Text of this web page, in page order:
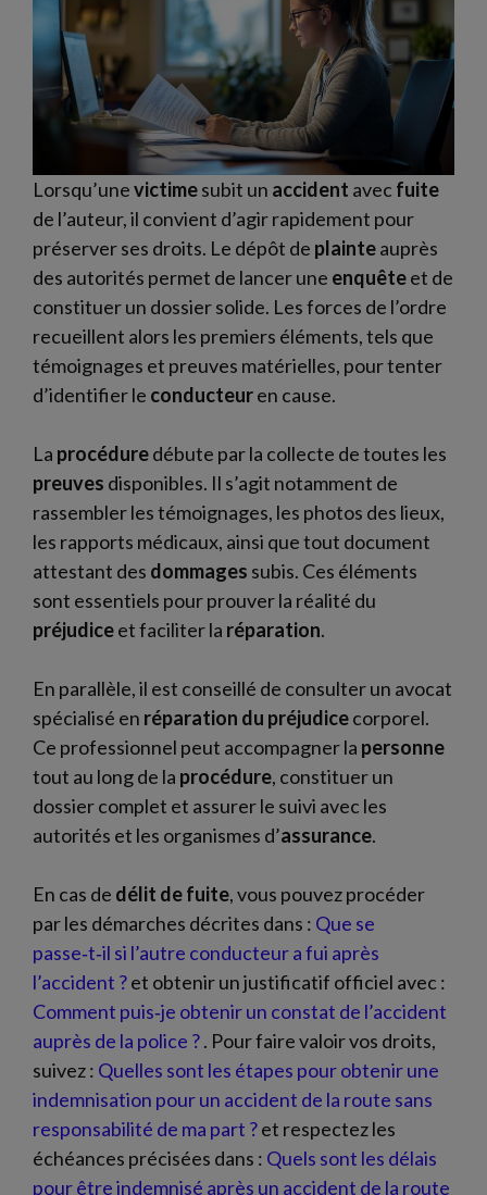
Lorsqu’unevictimesubit un accident avec fuite
de l’auteur, il convient d’agir rapidement pour
préserver ses droits. Le dépôt de plainteauprès
des autorités permet de lancer une enquêteet de
constituer un dossier solide. Les forces de l’ordre
recueillent alors les premiers éléments, tels que
témoignages et preuves matérielles, pour tenter
d’identifier le conducteuren cause.
La procéduredébute par la collecte de toutes les
preuves disponibles. Il s’agit notamment de
rassembler les témoignages, les photos des lieux,
les rapports médicaux, ainsi que tout document
attestant des dommages subis. Ces éléments
sont essentiels pour prouver la réalité du
préjudiceet faciliter la réparation.
En parallèle, il est conseillé de consulter un avocat
spécialisé en réparation du préjudicecorporel.
Ce professionnel peut accompagner la personne
tout au long de la procédure, constituer un
dossier complet et assurer le suivi avec les
autorités et les organismes d’assurance.
En cas de délit de fuite, vous pouvez procéder
par les démarches décrites dans : Que se
passe‑t‑il si l’autre conducteur a fui après
l’accident ?et obtenir un justificatif officiel avec :
Comment puis‑je obtenir un constat de l’accident
auprès de la police ?. Pour faire valoir vos droits,
suivez : Quelles sont les étapes pour obtenir une
indemnisation pour un accident de la route sans
responsabilité de ma part ?et respectez les
échéances précisées dans : Quels sont les délais
pour être indemnisé après un accident de la route